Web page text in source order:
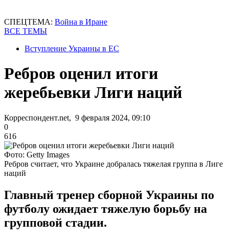
СПЕЦТЕМА: Война в Иране
ВСЕ ТЕМЫ
Вступление Украины в ЕС
Ребров оценил итоги
жеребьевки Лиги наций
Корреспондент.net, 9 февраля 2024, 09:10
0
616
Фото: Getty Images
Ребров считает, что Украине добралась тяжелая группа в Лиге
наций
Главный тренер сборной Украины по
футболу ожидает тяжелую борьбу на
групповой стадии.